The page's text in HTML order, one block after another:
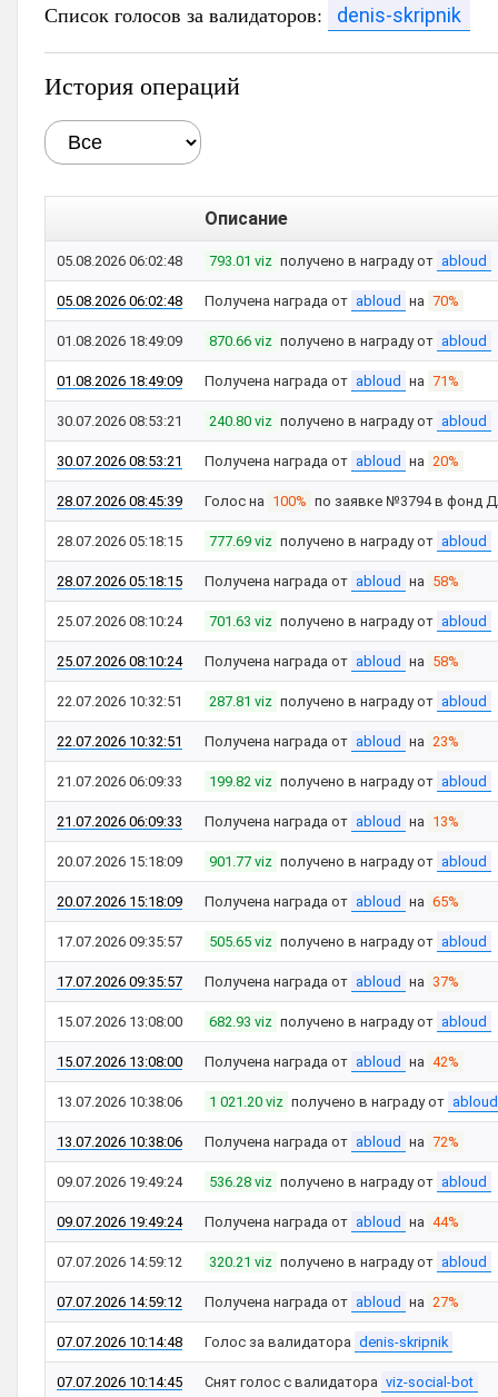
Список голосов за валидаторов: denis-skripnik
История операций
Описание
05.08.2026 06:02:48 793.01 viz получено в награду от abloud
05.08.2026 06:02:48 Получена награда от abloud на 70%
01.08.2026 18:49:09 870.66 viz получено в награду от abloud
01.08.2026 18:49:09 Получена награда от abloud на 71%
30.07.2026 08:53:21 240.80 viz получено в награду от abloud
30.07.2026 08:53:21 Получена награда от abloud на 20%
28.07.2026 08:45:39 Голос на 100% по заявке №3794 в фонд
28.07.2026 05:18:15 777.69 viz получено в награду от abloud
28.07.2026 05:18:15 Получена награда от abloud на 58%
25.07.2026 08:10:24 701.63 viz получено в награду от abloud
25.07.2026 08:10:24 Получена награда от abloud на 58%
22.07.2026 10:32:51 287.81 viz получено в награду от abloud
22.07.2026 10:32:51 Получена награда от abloud на 23%
21.07.2026 06:09:33 199.82 viz получено в награду от abloud
21.07.2026 06:09:33 Получена награда от abloud на 13%
20.07.2026 15:18:09 901.77 viz получено в награду от abloud
20.07.2026 15:18:09 Получена награда от abloud на 65%
17.07.2026 09:35:57 505.65 viz получено в награду от abloud
17.07.2026 09:35:57 Получена награда от abloud на 37%
15.07.2026 13:08:00 682.93 viz получено в награду от abloud
15.07.2026 13:08:00 Получена награда от abloud на 42%
13.07.2026 10:38:06 1 021.20 viz получено в награду от abloud
13.07.2026 10:38:06 Получена награда от abloud на 72%
09.07.2026 19:49:24 536.28 viz получено в награду от abloud
09.07.2026 19:49:24 Получена награда от abloud на 44%
07.07.2026 14:59:12 320.21 viz получено в награду от abloud
07.07.2026 14:59:12 Получена награда от abloud на 27%
07.07.2026 10:14:48 Голос за валидатора denis-skripnik
07.07.2026 10:14:45 Снят голос с валидатора viz-social-bot